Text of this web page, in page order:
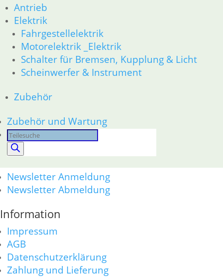
Antrieb
Elektrik
Fahrgestellelektrik
Motorelektrik _Elektrik
Schalter für Bremsen, Kupplung & Licht
Scheinwerfer & Instrument
Zubehör
Zubehör und Wartung
Products
search
Motorelektrik _Elektrik
Schalter für Bremsen, Kupplung & Licht
Scheinwerfer & Instrument
Zubehör
Zubehör und Wartung
Products
search
Kontakt
Warenkorb
Mein Konto
Newsletter Anmeldung
Newsletter Abmeldung
Information
Impressum
AGB
Datenschutzerklärung
Zahlung und Lieferung